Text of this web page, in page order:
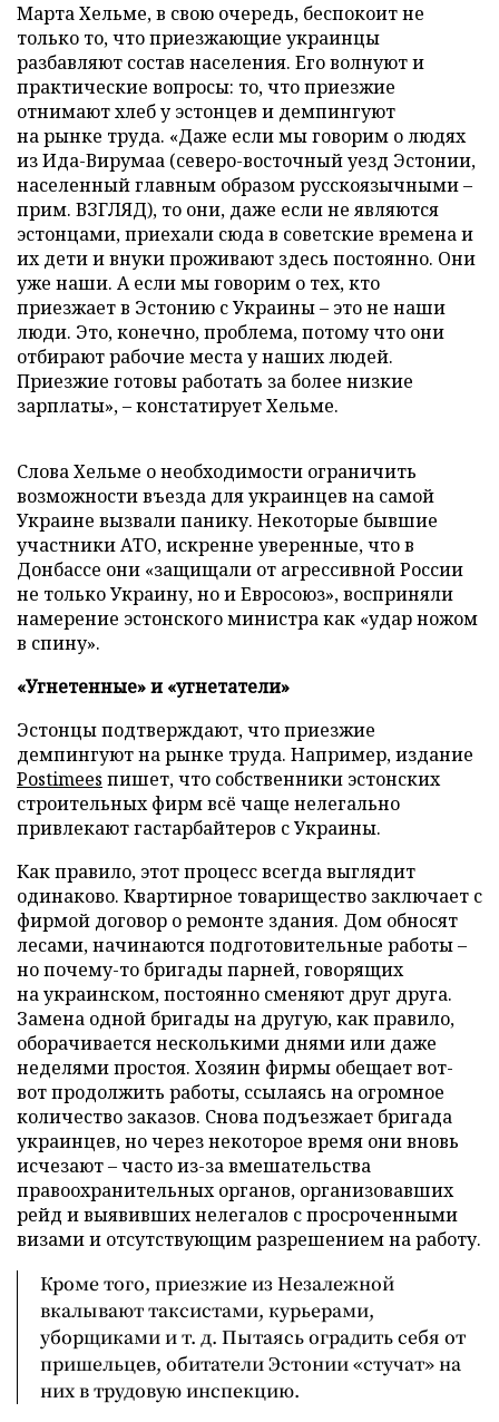
Марта Хельме, в свою очередь, беспокоит не
только то, что приезжающие украинцы
разбавляют состав населения. Его волнуют и
практические вопросы: то, что приезжие
отнимают хлеб у эстонцев и демпингуют
на рынке труда. «Даже если мы говорим о людях
из Ида-Вирумаа (северо-восточный уезд Эстонии,
населенный главным образом русскоязычными –
прим. ВЗГЛЯД), то они, даже если не являются
эстонцами, приехали сюда в советские времена и
их дети и внуки проживают здесь постоянно. Они
уже наши. А если мы говорим о тех, кто
приезжает в Эстонию с Украины – это не наши
люди. Это, конечно, проблема, потому что они
отбирают рабочие места у наших людей.
Приезжие готовы работать за более низкие
зарплаты», – констатирует Хельме.
Слова Хельме о необходимости ограничить
возможности въезда для украинцев на самой
Украине вызвали панику. Некоторые бывшие
участники АТО, искренне уверенные, что в
Донбассе они «защищали от агрессивной России
не только Украину, но и Евросоюз», восприняли
намерение эстонского министра как «удар ножом
в спину».
«Угнетенные» и «угнетатели»
Эстонцы подтверждают, что приезжие
демпингуют на рынке труда. Например, издание
Postimees пишет, что собственники эстонских
строительных фирм всё чаще нелегально
привлекают гастарбайтеров с Украины.
Как правило, этот процесс всегда выглядит
одинаково. Квартирное товарищество заключает с
фирмой договор о ремонте здания. Дом обносят
лесами, начинаются подготовительные работы –
но почему-то бригады парней, говорящих
на украинском, постоянно сменяют друг друга.
Замена одной бригады на другую, как правило,
оборачивается несколькими днями или даже
неделями простоя. Хозяин фирмы обещает вот-
вот продолжить работы, ссылаясь на огромное
количество заказов. Снова подъезжает бригада
украинцев, но через некоторое время они вновь
исчезают – часто из-за вмешательства
правоохранительных органов, организовавших
рейд и выявивших нелегалов с просроченными
визами и отсутствующим разрешением на работу.
Кроме того, приезжие из Незалежной
вкалывают таксистами, курьерами,
уборщиками и т. д. Пытаясь оградить себя от
пришельцев, обитатели Эстонии «стучат» на
них в трудовую инспекцию.